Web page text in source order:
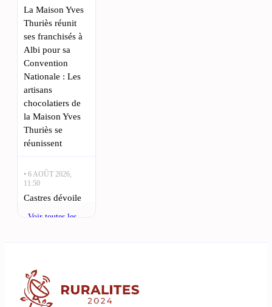
La Maison Yves
Thuriès réunit
ses franchisés à
Albi pour sa
Convention
Nationale : Les
artisans
chocolatiers de
la Maison Yves
Thuriès se
réunissent
• 6 AOÛT 2026,
11:50
Castres dévoile
une saison
prometteuse au
Top 14
Voir toutes les